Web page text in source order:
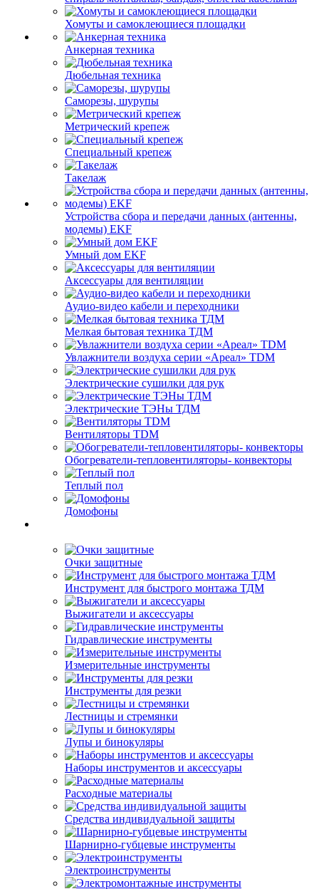
Хомуты и самоклеющиеся площадки
Анкерная техника
Дюбельная техника
Саморезы, шурупы
Метрический крепеж
Специальный крепеж
Такелаж
Устройства сбора и передачи данных (антенны,
модемы) EKF
Умный дом EKF
Аксессуары для вентиляции
Аудио-видео кабели и переходники
Мелкая бытовая техника ТДМ
Увлажнители воздуха серии «Ареал» TDM
Электрические сушилки для рук
Электрические ТЭНы ТДМ
Вентиляторы TDM
Обогреватели-тепловентиляторы- конвекторы
Теплый пол
Домофоны
Очки защитные
Инструмент для быстрого монтажа ТДМ
Выжигатели и аксессуары
Гидравлические инструменты
Измерительные инструменты
Инструменты для резки
Лестницы и стремянки
Лупы и бинокуляры
Наборы инструментов и аксессуары
Расходные материалы
Средства индивидуальной защиты
Шарнирно-губцевые инструменты
Электроинструменты